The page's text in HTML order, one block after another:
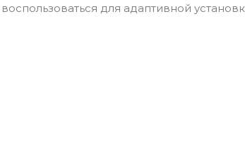
для адаптивной